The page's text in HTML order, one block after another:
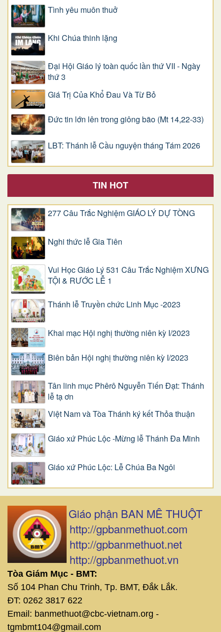
Tình yêu muôn thuở
Khi Chúa thinh lặng
Đại Hội Giáo lý toàn quốc lần thứ VII - Ngày
thứ 3
Giá Trị Của Khổ Ðau Và Từ Bỏ
Đức tin lớn lên trong giông bão (Mt 14,22-33)
LBT: Thánh lễ Cầu nguyện tháng Tám 2026
TIN HOT
277 Câu Trắc Nghiệm GIÁO LÝ DỰ TÒNG
Nghi thức lễ Gia Tiên
Vui Học Giáo Lý 531 Câu Trắc Nghiệm XƯNG
TỘI & RƯỚC LỄ 1
Thánh lễ Truyền chức Linh Mục -2023
Khai mạc Hội nghị thường niên kỳ I/2023
Biên bản Hội nghị thường niên kỳ I/2023
Tân linh mục Phêrô Nguyễn Tiến Đạt: Thánh
lễ tạ ơn
Việt Nam và Tòa Thánh ký kết Thỏa thuận
Giáo xứ Phúc Lộc -Mừng lễ Thánh Đa Minh
Giáo xứ Phúc Lộc: Lễ Chúa Ba Ngôi
Giáo phận BAN MÊ THUỘT
http://gpbanmethuot.com
http://gpbanmethuot.net
http://gpbanmethuot.vn
Tòa Giám Mục - BMT:
Số 104 Phan Chu Trinh, Tp. BMT, Đắk Lắk.
ĐT: 0262 3817 622
Email: banmethuot@cbc-vietnam.org -
tgmbmt104@gmail.com